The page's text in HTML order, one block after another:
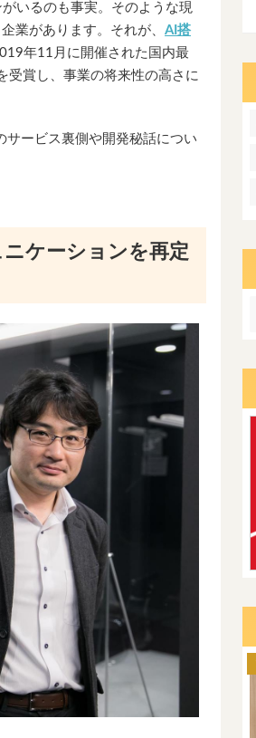
いるのも事実。そのような現
業があります。それが、 AI搭
年11月に開催された国内最
受賞し、事業の将来性の高さに
サービス裏側や開発秘話につい
ケーションを再定